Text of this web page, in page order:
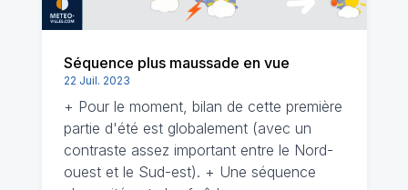
Séquence plus maussade en vue
22 Juil. 2023
+ Pour le moment, bilan de cette première
partie d'été est globalement (avec un
contraste assez important entre le Nord-
ouest et le Sud-est). + Une séquence